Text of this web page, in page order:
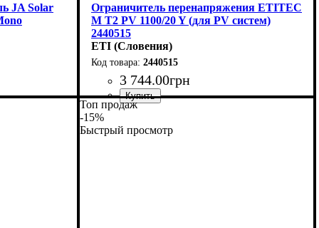
JA Solar
Ограничитель перенапряжения ETITEC
M T2 PV 1100/20 Y (для PV систем)
2440515
ETI (Словения)
2440515
3 744.00грн
Устройство
Тип: PV
Номинальное напряжение,V
Импульс,kA
Количество модулей
Серия: ETITEC
Топ продаж
-15%
Быстрый просмотр